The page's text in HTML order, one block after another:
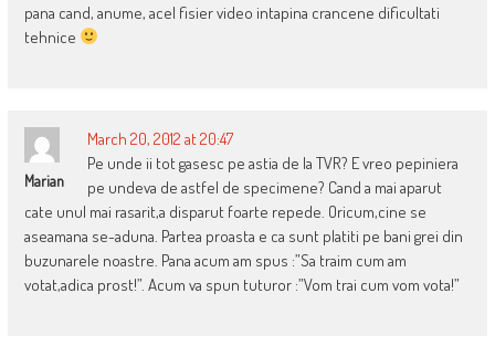
pana cand, anume, acel fisier video intapina crancene dificultati
tehnice
Marian
March 20, 2012 at 20:47
Pe unde ii tot gasesc pe astia de la TVR? E vreo pepiniera
pe undeva de astfel de specimene? Cand a mai aparut
cate unul mai rasarit,a disparut foarte repede. Oricum,cine se
aseamana se-aduna. Partea proasta e ca sunt platiti pe bani grei din
buzunarele noastre. Pana acum am spus :”Sa traim cum am
votat,adica prost!”. Acum va spun tuturor :”Vom trai cum vom vota!”